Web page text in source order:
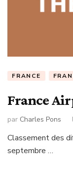
FRANCE
France
par Charles Pons
Classement des
septembre …